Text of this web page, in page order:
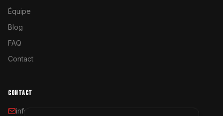
Équipe
Blog
FAQ
Contact
CONTACT
info@coyoterent.com